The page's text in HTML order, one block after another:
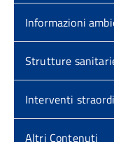
Informazioni
Strutture
Interventi
Altri Contenuti